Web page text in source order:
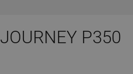
JOURNEY P350